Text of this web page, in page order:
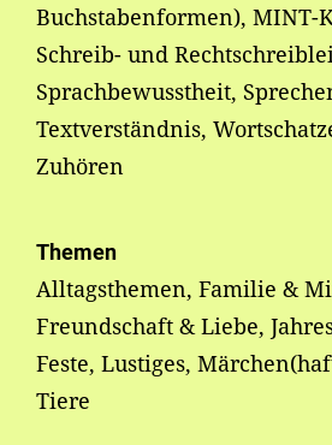
Buchstabenformen), MINT-
Schreib- und
Sprachbewusstheit,
Textverständnis,
Zuhören
Themen
Alltagsthemen, Familie &
Freundschaft & Liebe,
Feste, Lustiges,
Tiere